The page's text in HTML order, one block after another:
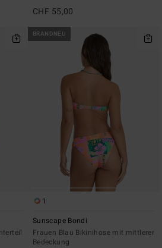
CHF 55,00
BRANDNEU
1
Sunscape Bondi
Frauen Blau Bikinihose mit mittlerer
Bedeckung